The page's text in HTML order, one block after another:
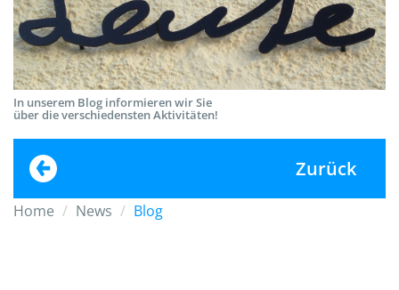
In unserem Blog informieren wir Sie
über die verschiedensten Aktivitäten!
Zurück
Home News Blog